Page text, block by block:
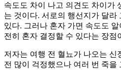
속도도 차이 나고 의견도 차이가
는 것이다. 서로의 행선지가 달라
있다. 그러나 혼자 가면 속도도
전히 혼자 결정할 수 있다는 장점
저자는 여행 전 혈뇨가 나오는 신
전 많이 걱정했으나 여러 번 죽을